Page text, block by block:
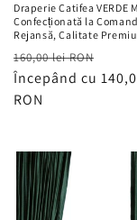
Draperie Catifea VERDE
Confecționată la
Rejansă, Calitate
Preț
obișnuit
160,00 lei RON
Începând cu
RON